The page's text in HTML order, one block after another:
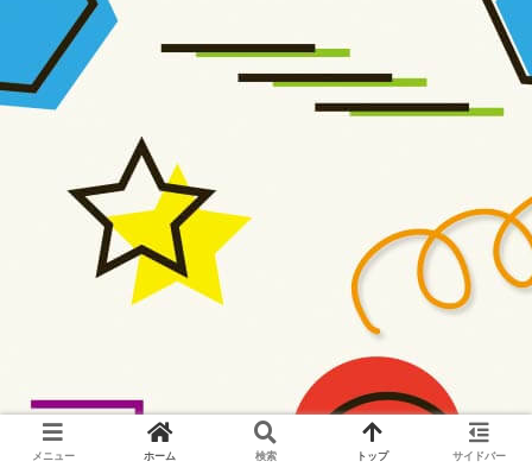
メニュー ホーム 検索 トップ サイドバー